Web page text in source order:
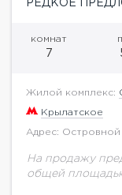
РЕДКОЕ
комнат
7
Жилой комплекс:
Крылатское
Адрес: Островной
На продажу
общей